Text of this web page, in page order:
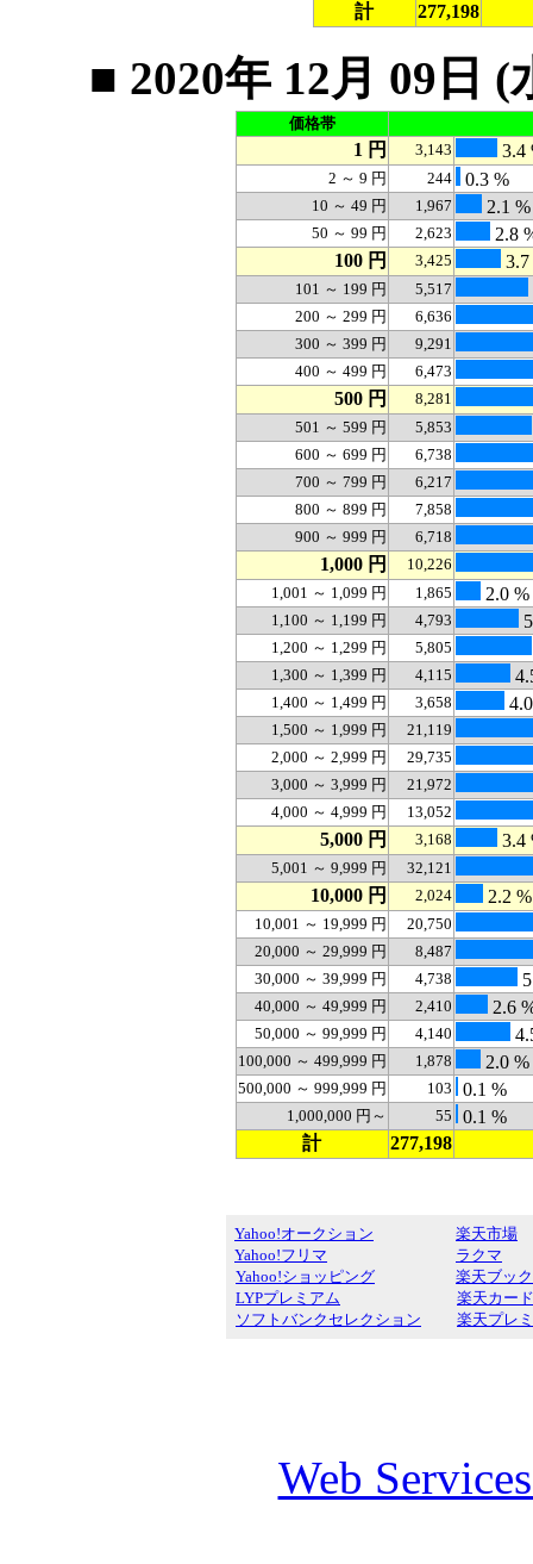
計 277,198
■ 2020年 12月 09日
価格帯
1 円 3,143 3.4
2 ～ 9 円 244 0.3 %
10 ～ 49 円 1,967 2.1 %
50 ～ 99 円 2,623
2.8
100 円
3,425 3.7
101 ～ 199 円 5,517
200 ～ 299 円
6,636
300 ～ 399 円
9,291
400 ～ 499 円
6,473
500 円
8,281
501 ～ 599 円
5,853
600 ～ 699 円
6,738
700 ～ 799 円
6,217
800 ～ 899 円
7,858
900 ～ 999 円
6,718
1,000 円
10,226
1,001 ～ 1,099 円
1,865 2.0 %
1,100 ～ 1,199 円 4,793
1,200 ～ 1,299 円 5,805
1,300 ～ 1,399 円 4,115
1,400 ～ 1,499 円 3,658
1,500 ～ 1,999 円
21,119
2,000 ～ 2,999 円
29,735
3,000 ～ 3,999 円
21,972
4,000 ～ 4,999 円
13,052
5,000 円 3,168 3.4
5,001 ～ 9,999 円 32,121
10,000 円 2,024 2.2 %
10,001 ～ 19,999 円
20,750
20,000 ～ 29,999 円
8,487
30,000 ～ 39,999 円
4,738
40,000 ～ 49,999 円 2,410 2.6
50,000 ～ 99,999 円 4,140
100,000 ～ 499,999 円 1,878 2.0 %
500,000 ～ 999,999 円 103 0.1 %
1,000,000 円～ 55
0.1 %
計
277,198
Yahoo!オークション
Yahoo!フリマ
Yahoo!ショッピング
LYPプレミアム
ソフトバンクセレクション
楽天市場
ラクマ
楽天ブッ
楽天カード
楽天プレ
Web